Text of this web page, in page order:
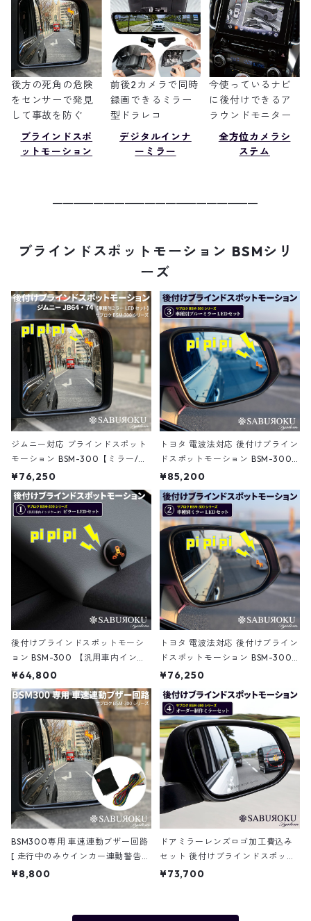
後方の死角の危険
をセンサーで発見
して事故を防ぐ
ブラインドスポ
ットモーション
前後2カメラで同時
録画できるミラー
型ドラレコ
デジタルインナ
ーミラー
今使っているナビ
に後付けできるア
ラウンドモニター
全方位カメラシ
ステム
━━━━━━━━━━━━━━━━━━━━
ブラインドスポットモーション BSMシリ
ーズ
ジムニー対応 ブラインドスポット
モーション BSM-300【ミラー/ブ
ルーミラーLEDセット】 [ bsm ス
ズキ ジムニー 後付け ブラインド
スポット モニター 死角検知 後方
死角 接近 車線変更 警告 検出 注意
喚起 センサー ]
¥76,250
トヨタ 電波法対応 後付けブライン
ドスポットモーション BSM-300
【車種別ブルーミラーLEDセッ
ト】 [ ハイエース アルファード プ
リウス ノア等 ブラインドスポット
モニター bsm トヨタ ブラインド
スポット モニター 死角検知 後方
死角 接近 車線変更 警告 検出 注意
喚起 センサー ]
¥85,200
後付けブラインドスポットモーシ
ョン BSM-300 【汎用車内インジ
ケーター取付ピラーLEDタイプ】 [
bsm トヨタ ブラインド スポット
モニター 死角検知 死角アシスト
後方 死角 接近 車線変更 警告 ラン
プ 点灯 検出 注意喚起 センサー ]
¥64,800
トヨタ 電波法対応 後付けブライン
ドスポットモーション BSM-300
サブロク【車種別ミラーLEDセッ
リウス ノア等 ブラインドスポット
モニター bsm トヨタ ブラインド
スポット モニター 死角検知 後方
死角 接近 車線変更 警告 検出 注意
喚起 センサー ]
¥76,250
BSM300専用 車速連動ブザー回路
[ 走行中のみウインカー連動警告ブ
ザーを使用したい場合に時速約45k
¥8,800
ドアミラーレンズロゴ加工費込み
セット 後付けブラインドスポット
モーション BSM-300
¥73,700